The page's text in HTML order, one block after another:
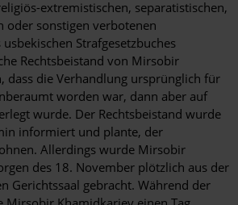
extremistischen, separatistischen,
oder sonstigen verbotenen
Strafgesetzbuches
Rechtsbeistand von Mirsobir
dass die Verhandlung ursprünglich für
worden war, dann aber auf
wurde. Der Rechtsbeistand wurde
informiert und plante, der
Allerdings wurde Mirsobir
des 18. November plötzlich aus der
Gerichtssaal gebracht. Während der